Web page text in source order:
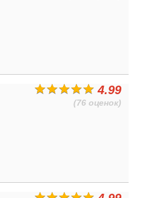
4.99
(76 оценок)